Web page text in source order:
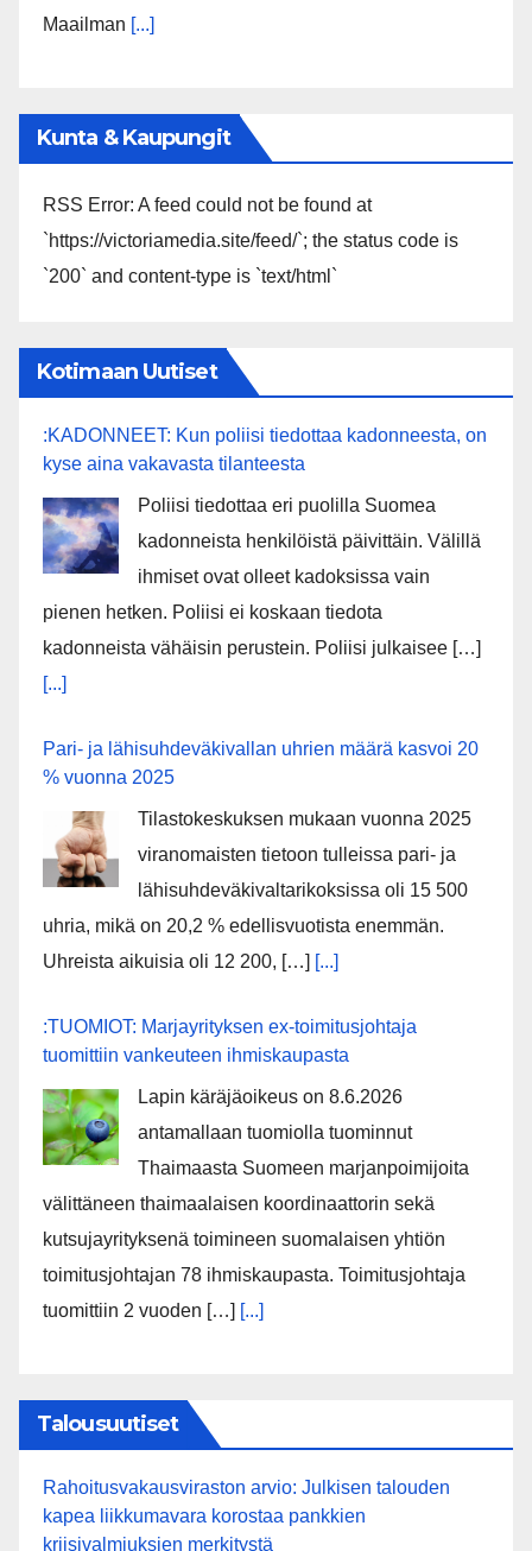
Maailman [...]
Kunta & Kaupungit
RSS Error: A feed could not be found at
`https://victoriamedia.site/feed/`; the status code is
`200` and content-type is `text/html`
Kotimaan Uutiset
:KADONNEET: Kun poliisi tiedottaa kadonneesta, on
kyse aina vakavasta tilanteesta
Poliisi tiedottaa eri puolilla Suomea
kadonneista henkilöistä päivittäin. Välillä
ihmiset ovat olleet kadoksissa vain
pienen hetken. Poliisi ei koskaan tiedota
kadonneista vähäisin perustein. Poliisi julkaisee […]
[...]
Pari- ja lähisuhdeväkivallan uhrien määrä kasvoi 20
% vuonna 2025
Tilastokeskuksen mukaan vuonna 2025
viranomaisten tietoon tulleissa pari- ja
lähisuhdeväkivaltarikoksissa oli 15 500
uhria, mikä on 20,2 % edellisvuotista enemmän.
Uhreista aikuisia oli 12 200, […] [...]
:TUOMIOT: Marjayrityksen ex-toimitusjohtaja
tuomittiin vankeuteen ihmiskaupasta
Lapin käräjäoikeus on 8.6.2026
antamallaan tuomiolla tuominnut
Thaimaasta Suomeen marjanpoimijoita
välittäneen thaimaalaisen koordinaattorin sekä
kutsujayrityksenä toimineen suomalaisen yhtiön
toimitusjohtajan 78 ihmiskaupasta. Toimitusjohtaja
tuomittiin 2 vuoden […] [...]
Talousuutiset
Rahoitusvakausviraston arvio: Julkisen talouden
kapea liikkumavara korostaa pankkien
kriisivalmiuksien merkitystä